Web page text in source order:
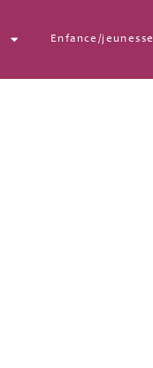
Enfance/jeunesse